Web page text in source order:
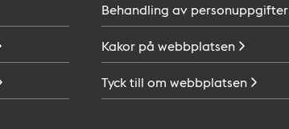
Behandling av personuppgifter
Kakor på webbplatsen
Tyck till om webbplatsen